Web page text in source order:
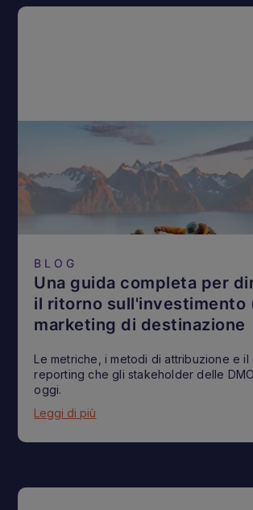
BLOG
Una guida completa per
il ritorno sull'investimento
marketing di destinazione
Le metriche, i metodi di attribuzione e il
reporting che gli stakeholder delle
oggi.
Leggi di più